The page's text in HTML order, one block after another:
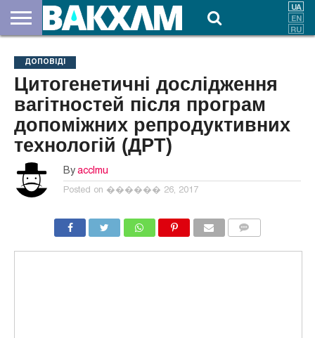
НАС
ВНЕСКИ
ДОКУМЕНТИ
НОВИНИ
КОНТАКТИ
ДОПОВІДІ
Цитогенетичні дослідження
вагітностей після програм
допоміжних репродуктивних
технологій (ДРТ)
By acclmu
Posted on ������ 26, 2017